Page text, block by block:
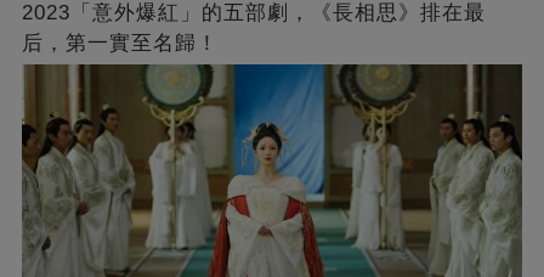
2023「意外爆紅」的五部劇，《長相思》排在最
后，第一實至名歸！